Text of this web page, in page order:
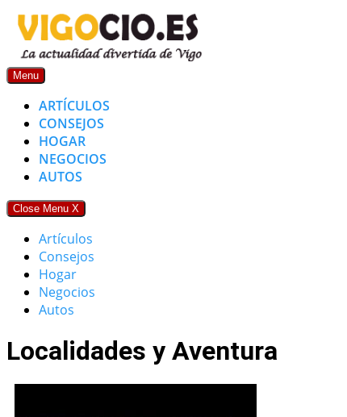
Skip
content
Menu
ARTÍCULOS
CONSEJOS
HOGAR
NEGOCIOS
AUTOS
Close Menu X
Artículos
Consejos
Hogar
Negocios
Autos
Localidades y Aventura